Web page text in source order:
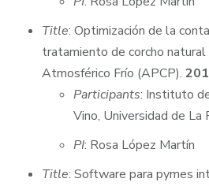
Title: Optimización de la
tratamiento de corcho natural
Atmosférico Frío (APCP).
Participants: Instituto
Vino, Universidad de La
PI: Rosa López Martín
Title: Software para pymes